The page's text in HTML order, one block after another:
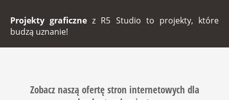
Projekty graficzne z R5 Studio to projekty, które
budzą uznanie!
Zobacz naszą ofertę stron internetowych dla